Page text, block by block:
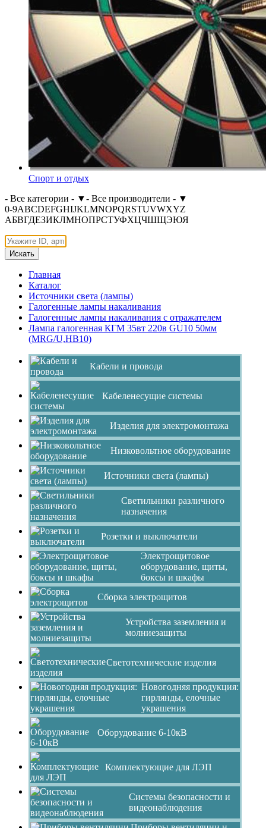
Спорт и отдых
- Все категории - ▼- Все производители - ▼
0-9ABCDEFGHIJKLMNOPQRSTUVWXYZ
АБВГДЕЗИКЛМНОПРСТУФХЦЧШЩЭЮЯ
Искать
Главная
Каталог
Источники света (лампы)
Галогенные лампы накаливания
Галогенные лампы накаливания с отражателем
Лампа галогенная КГМ 35вт 220в GU10 50мм
(MRG/U,HB10)
Кабели и провода
Кабеленесущие системы
Изделия для электромонтажа
Низковольтное оборудование
Источники света (лампы)
Светильники различного
назначения
Розетки и выключатели
Электрощитовое
оборудование, щиты,
боксы и шкафы
Сборка электрощитов
Устройства заземления и
молниезащиты
Светотехнические изделия
Новогодняя продукция:
гирлянды, елочные
украшения
Оборудование 6-10кВ
Комплектующие для ЛЭП
Системы безопасности и
видеонаблюдения